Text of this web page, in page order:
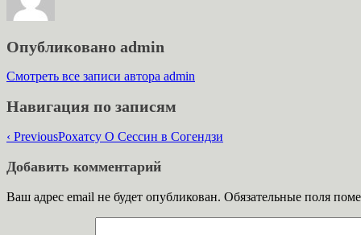
Опубликовано admin
Смотреть все записи автора admin
Навигация по записям
‹ PreviousРохатсу О Сессин в Согендзи
Добавить комментарий
Ваш адрес email не будет опубликован. Обязательные поля